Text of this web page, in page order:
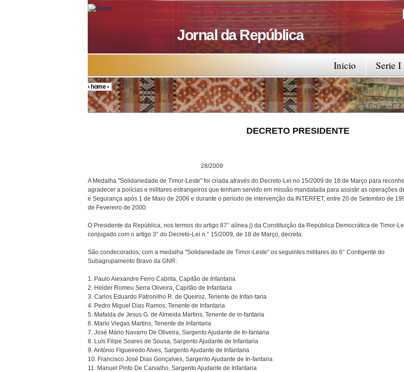
Jornal da República
Serie I
Inicio
You are here
›home›
DECRETO PRESIDENTE
28/2009
A Medalha "Solidariedade de Timor-Leste" foi criada através do Decreto-Lei no 15/2009 de 18 de Março para
agradecer a polícias e militares estrangeiros que tenham servido em missão mandatada para assistir as operações
e Segurança após 1 de Maio de 2006 e durante o período de intervenção da INTERFET, entre 20 de Setembro de
de Fevereiro de 2000.
O Presidente da República, nos termos do artigo 87° alínea j) da Constituição da República Democrática de Timor-
conjugado com o artigo 3° do Decreto-Lei n.° 15/2009, de 18 de Março, decreta:
São condecorados, com a medalha "Solidariedade de Timor-Leste" os seguintes militares do 6° Contigente do
Subagrupamento Bravo da GNR:
1. Paulo Alexandre Ferro Cabrita, Capitão de Infantaria
2. Helder Romeu Serra Oliveira, Capitão de Infantaria
3. Carlos Eduardo Patronilho R. de Queiroz, Tenente de Infan-taria
4. Pedro Miguel Dias Ramos, Tenente de Infantaria
5. Mafalda de Jesus G. de Almeida Martins, Tenente de in-fantaria
6. Mario Viegas Martins, Tenente de Infantaria
7. José Mário Navarro De Oliveira, Sargento Ajudante de In-fantaria
8. Luís Filipe Soares de Sousa, Sargento Ajudante de Infantaria
9. António Figueiredo Alves, Sargento Ajudante de Infantaria
10. Francisco José Dias Gonçalves, Sargento Ajudante de In-fantaria
11. Manuel Pinto De Carvalho, Sargento Ajudante de Infantaria